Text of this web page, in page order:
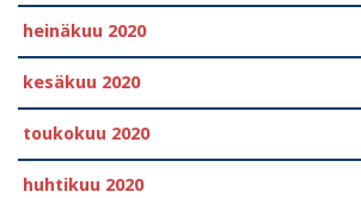
heinäkuu 2020
kesäkuu 2020
toukokuu 2020
huhtikuu 2020